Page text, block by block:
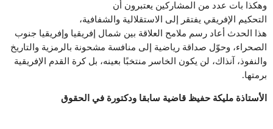
وهكذا بات عدد من المشاركين يعتبرون أن
التحكيم الإفريقي يفتقر إلى الاستقلالية والشفافية،
هذا الحدث أعاد رسم ملامح العلاقة بين شمال إفريقيا وإفريقيا جنوب
الصحراء، وحوّل صداقة رياضية إلى منافسة مشحونة بالرمزية والتاريخ
والنفوذ، آنذاك، لن يكون الخاسر منتخبًا بعينه، بل كرة القدم الإفريقية
برمتها.
الأستاذة مليكة حفيظ قاضية سابقا ودكتورة في الحقوق